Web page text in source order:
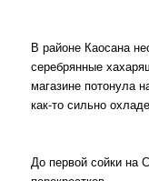
В районе Каосана
серебрянные
магазине потонула
как-то сильно
До первой сойки на